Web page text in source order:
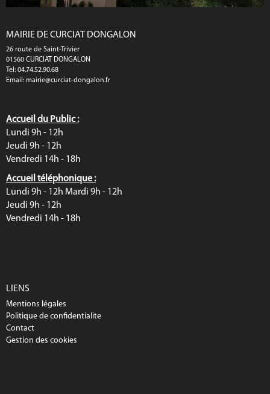
MAIRIE DE CURCIAT DONGALON
26 route de Saint-Trivier
01560 CURCIAT DONGALON
Tel: 04.74.52.90.68
Email: mairie@curciat-dongalon.fr
Accueil du Public :
Lundi 9h - 12h
Jeudi 9h - 12h
Vendredi 14h - 18h
Accueil téléphonique :
Lundi 9h - 12h Mardi 9h - 12h
Jeudi 9h - 12h
Vendredi 14h - 18h
LIENS
Mentions légales
Politique de confidentialite
Contact
Gestion des cookies